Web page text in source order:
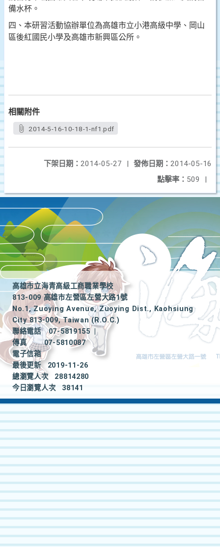
備水杯。
四、本研習活動協辦單位為高雄市立小港高級中學、岡山
區後紅國民小學及高雄市新興區公所。
相關附件
2014-5-16-10-18-1-nf1.pdf
發佈日期： 2014-05-16
下架日期： 2014-05-27
|
點擊率： 509 |
高雄市立海青高級工商職業學校
813-009 高雄市左營區左營大路1號
No.1, Zuoying Avenue, Zuoying Dist., Kaohsiung
City 813-009, Taiwan (R.O.C.)
聯絡電話
07-5819155
|
傳真
07-5810087
電子信箱
最後更新
2019-11-26
總瀏覽人次
28814280
今日瀏覽人次
38141